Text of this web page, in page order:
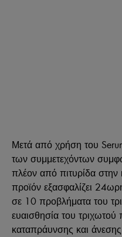
Μετά από χρήση του
των συμμετεχόντων
πλέον από πιτυρίδα
προϊόν εξασφαλίζει
σε 10 προβλήματα του
ευαισθησία του
καταπράυνσης και άνεσης.